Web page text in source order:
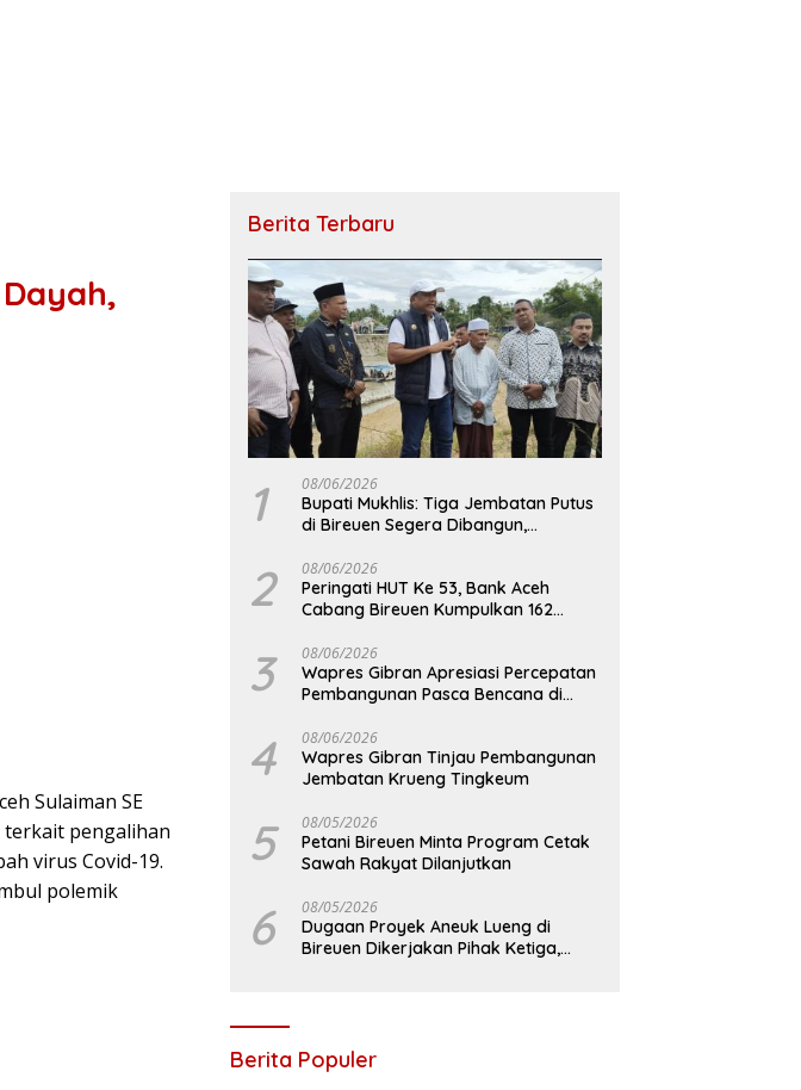
Sulaiman SE
terkait pengalihan
virus Covid-19.
polemik
Berita Terbaru
1 08/06/2026
Bupati Mukhlis: Tiga Jembatan Putus
di Bireuen Segera Dibangun,
2 08/06/2026
Peringati HUT Ke 53, Bank Aceh
Cabang Bireuen Kumpulkan 162
3 08/06/2026
Wapres Gibran Apresiasi Percepatan
Pembangunan Pasca Bencana di
4 08/06/2026
Wapres Gibran Tinjau Pembangunan
Jembatan Krueng Tingkeum
5 08/05/2026
Petani Bireuen Minta Program Cetak
Sawah Rakyat Dilanjutkan
6 08/05/2026
Dugaan Proyek Aneuk Lueng di
Bireuen Dikerjakan Pihak Ketiga,
Berita Populer